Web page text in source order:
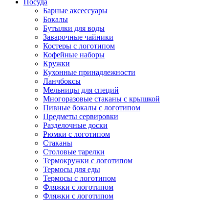
Посуда
Барные аксессуары
Бокалы
Бутылки для воды
Заварочные чайники
Костеры с логотипом
Кофейные наборы
Кружки
Кухонные принадлежности
Ланчбоксы
Мельницы для специй
Многоразовые стаканы с крышкой
Пивные бокалы с логотипом
Предметы сервировки
Разделочные доски
Рюмки с логотипом
Стаканы
Столовые тарелки
Термокружки с логотипом
Термосы для еды
Термосы с логотипом
Фляжки с логотипом
Фляжки с логотипом